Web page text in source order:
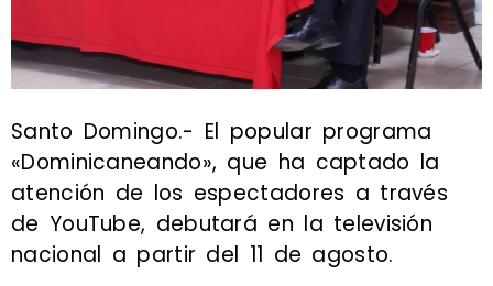
Santo Domingo.- El popular programa
«Dominicaneando», que ha captado la
atención de los espectadores a través
de YouTube, debutará en la televisión
nacional a partir del 11 de agosto.